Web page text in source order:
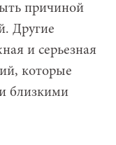
причиной
Другие
и серьезная
которые
близкими